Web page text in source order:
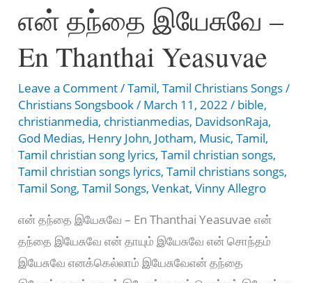
Aaraainju
Paarthalum
என் தந்தை இயேசுவே –
En Thanthai Yeasuvae
Leave a Comment/Tamil,Tamil Christians Songs/
Christians Songsbook/ March 11, 2022/ bible,
christianmedia, christianmedias, DavidsonRaja,
God Medias, Henry John, Jotham, Music,Tamil,
Tamil christian song lyrics,Tamil christian songs,
Tamil christian songs lyrics,Tamil christians songs,
Tamil Song,Tamil Songs,Venkat,Vinny Allegro
என் தந்தை இயேசுவே – En Thanthai Yeasuvae என்
தந்தை இயேசுவே என் தாயும் இயேசுவே என் சொந்தம்
இயேசுவே எனக்கெல்லாம் இயேசுவேஎன் தந்தை